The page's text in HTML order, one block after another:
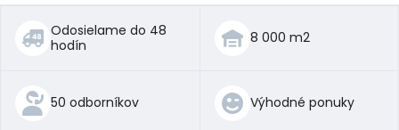
Odosielame do 48
hodín
8 000 m2
50 odborníkov Výhodné ponuky